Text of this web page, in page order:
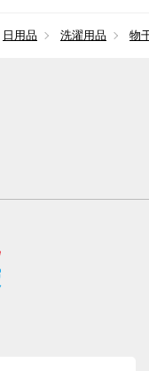
日用品 洗濯用品 物